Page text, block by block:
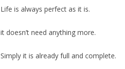
Life is always perfect as it is.
it doesn’t need anything more.
Simply it is already full and complete.